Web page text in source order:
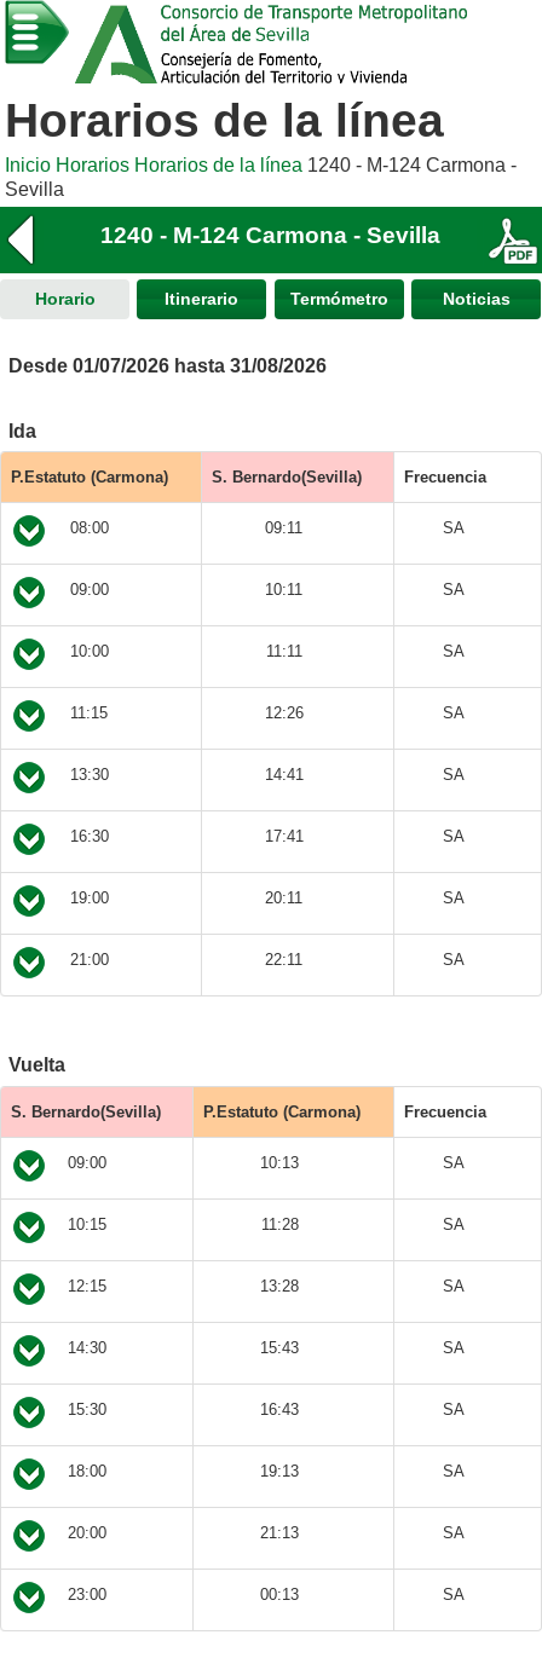
Horarios de la línea
Inicio Horarios Horarios de la línea 1240 - M-124 Carmona -
Sevilla
1240 - M-124 Carmona - Sevilla
Horario Itinerario Termómetro Noticias
Desde 01/07/2026 hasta 31/08/2026
Ida
P.Estatuto (Carmona) S. Bernardo(Sevilla) Frecuencia
08:00 09:11 SA
09:00 10:11 SA
10:00 11:11 SA
11:15 12:26 SA
13:30 14:41 SA
16:30 17:41 SA
19:00 20:11 SA
21:00 22:11 SA
Vuelta
S. Bernardo(Sevilla) P.Estatuto (Carmona) Frecuencia
09:00 10:13 SA
10:15 11:28 SA
12:15 13:28 SA
14:30 15:43 SA
15:30 16:43 SA
18:00 19:13 SA
20:00 21:13 SA
23:00 00:13 SA